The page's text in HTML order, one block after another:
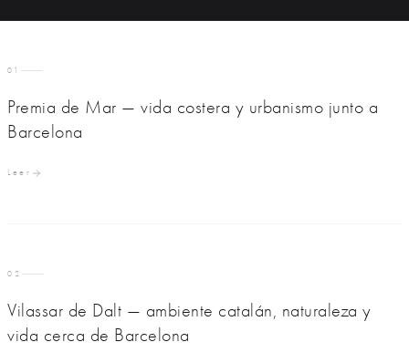
01
Premia de Mar — vida costera y urbanismo junto a
Barcelona
Leer
02
Vilassar de Dalt — ambiente catalán, naturaleza y
vida cerca de Barcelona